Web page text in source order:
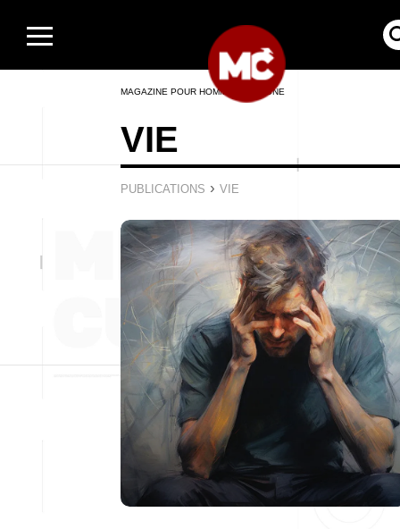
MAGAZINE POUR HOMMES EN LIGNE
VIE
PUBLICATIONS › VIE